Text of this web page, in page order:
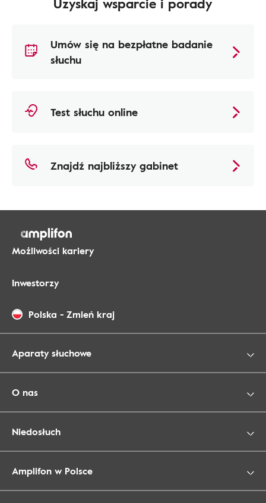
Umów się na bezpłatne badanie
słuchu
Test słuchu online
Znajdź najbliższy gabinet
Możliwości kariery
Inwestorzy
Polska - Zmień kraj
Aparaty słuchowe
O nas
Niedosłuch
Amplifon w Polsce